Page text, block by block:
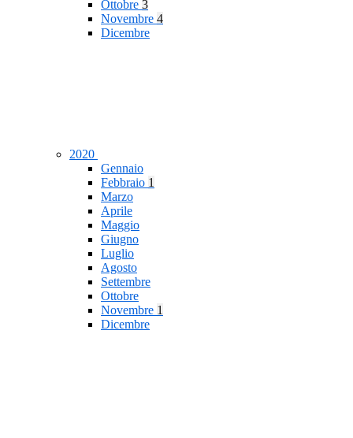
Ottobre 3
Novembre 4
Dicembre
2020
Gennaio
Febbraio 1
Marzo
Aprile
Maggio
Giugno
Luglio
Agosto
Settembre
Ottobre
Novembre 1
Dicembre